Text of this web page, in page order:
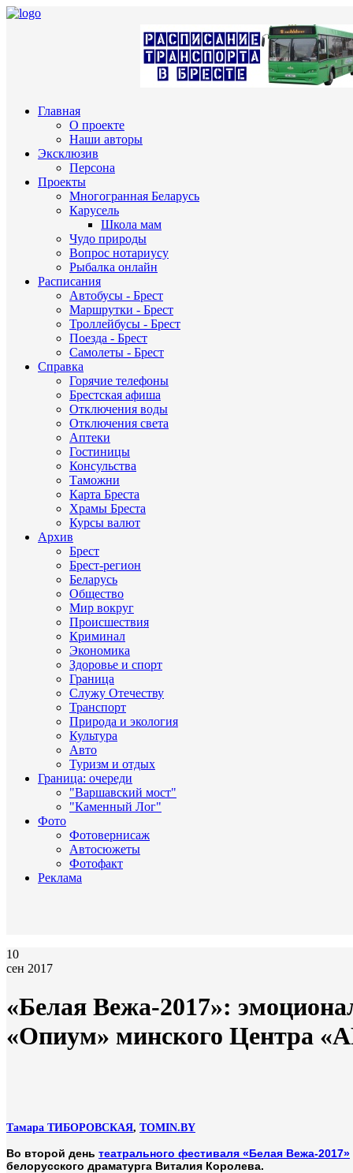
Главная
О проекте
Наши авторы
Эксклюзив
Персона
Проекты
Многогранная Беларусь
Карусель
Школа мам
Чудо природы
Вопрос нотариусу
Рыбалка онлайн
Расписания
Автобусы - Брест
Маршрутки - Брест
Троллейбусы - Брест
Поезда - Брест
Самолеты - Брест
Справка
Горячие телефоны
Брестская афиша
Отключения воды
Отключения света
Аптеки
Гостиницы
Консульства
Таможни
Карта Бреста
Храмы Бреста
Курсы валют
Архив
Брест
Брест-регион
Беларусь
Общество
Мир вокруг
Происшествия
Криминал
Экономика
Здоровье и спорт
Граница
Служу Отечеству
Транспорт
Природа и экология
Культура
Авто
Туризм и отдых
Граница: очереди
"Варшавский мост"
"Каменный Лог"
Фото
Фотовернисаж
Автосюжеты
Фотофакт
Реклама
10
сен 2017
«Белая Вежа-2017»:
«Опиум» минского Центра
Тамара ТИБОРОВСКАЯ, TOMIN.BY
Во второй день театрального фестиваля «Белая Вежа-2017»
белорусского драматурга Виталия Королева.